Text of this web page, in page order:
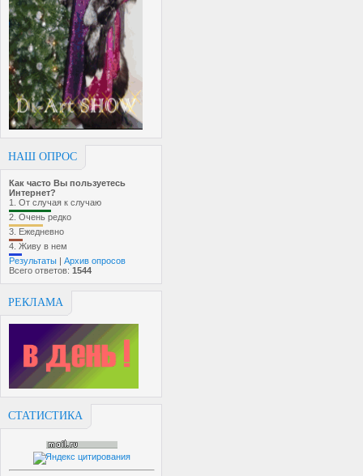
НАШ ОПРОС
Как часто Вы пользуетесь
Интернет?
1. От случая к случаю
2. Очень редко
3. Ежедневно
4. Живу в нем
Результаты | Архив опросов
Всего ответов: 1544
РЕКЛАМА
СТАТИСТИКА